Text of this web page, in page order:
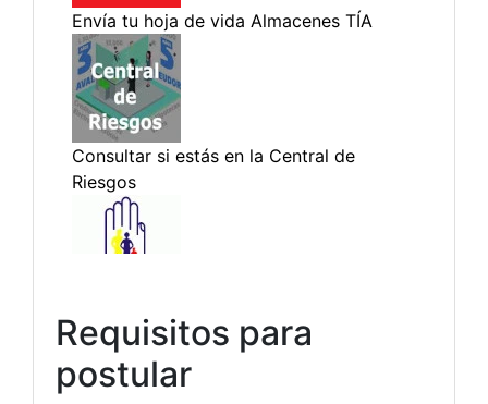
Requisitos para
postular